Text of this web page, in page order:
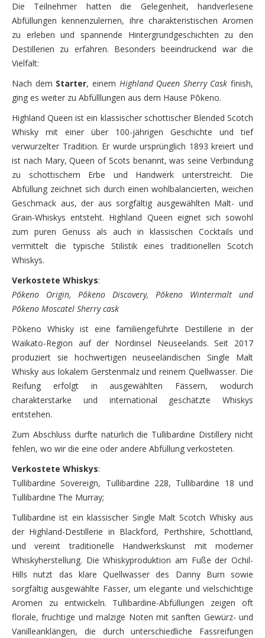
Die Teilnehmer hatten die Gelegenheit, handverlesene
Abfüllungen kennenzulernen, ihre charakteristischen Aromen
zu erleben und spannende Hintergrundgeschichten zu den
Destillerien zu erfahren. Besonders beeindruckend war die
Vielfalt:
Nach dem Starter, einem Highland Queen Sherry Cask finish,
ging es weiter zu Abfülllungen aus dem Hause Pōkeno.
Highland Queen ist ein klassischer schottischer Blended Scotch
Whisky mit einer über 100-jährigen Geschichte und tief
verwurzelter Tradition. Er wurde ursprünglich 1893 kreiert und
ist nach Mary, Queen of Scots benannt, was seine Verbindung
zu schottischem Erbe und Handwerk unterstreicht. Die
Abfüllung zeichnet sich durch einen wohlbalancierten, weichen
Geschmack aus, der aus sorgfältig ausgewählten Malt- und
Grain-Whiskys entsteht. Highland Queen eignet sich sowohl
zum puren Genuss als auch in klassischen Cocktails und
vermittelt die typische Stilistik eines traditionellen Scotch
Whiskys.
Verkostete Whiskys:
Pōkeno Origin, Pōkeno Discovery, Pōkeno Wintermalt und
Pōkeno Moscatel Sherry cask
Pōkeno Whisky ist eine familiengeführte Destillerie in der
Waikato-Region auf der Nordinsel Neuseelands. Seit 2017
produziert sie hochwertigen neuseeländischen Single Malt
Whisky aus lokalem Gerstenmalz und reinem Quellwasser. Die
Reifung erfolgt in ausgewählten Fässern, wodurch
charakterstarke und international geschätzte Whiskys
entstehen.
Zum Abschluss durfte natürlich die Tullibardine Distillery nicht
fehlen, wo wir die eine oder andere Abfüllung verkosteten.
Verkostete Whiskys:
Tullibardine Sovereign, Tullibardine 228, Tullibardine 18 und
Tullibardine The Murray;
Tullibardine ist ein klassischer Single Malt Scotch Whisky aus
der Highland-Destillerie in Blackford, Perthshire, Schottland,
und vereint traditionelle Handwerkskunst mit moderner
Whiskyherstellung. Die Whiskyproduktion am Fuße der Ochil-
Hills nutzt das klare Quellwasser des Danny Burn sowie
sorgfältig ausgewählte Fässer, um elegante und vielschichtige
Aromen zu entwickeln. Tullibardine-Abfüllungen zeigen oft
florale, fruchtige und malzige Noten mit sanften Gewürz- und
Vanilleanklängen, die durch unterschiedliche Fassreifungen